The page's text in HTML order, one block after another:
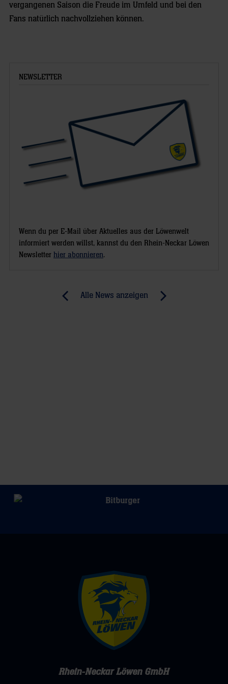
vergangenen Saison die Freude im Umfeld und bei den
Fans natürlich nachvollziehen können.
NEWSLETTER
Wenn du per E-Mail über Aktuelles aus der Löwenwelt
informiert werden willst, kannst du den Rhein-Neckar Löwen
Newsletter hier abonnieren.
Alle News anzeigen
Rhein-Neckar Löwen GmbH